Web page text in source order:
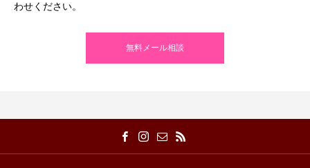
わせください。
無料メール相談